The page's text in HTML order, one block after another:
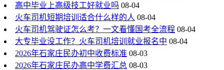
高中毕业上高级技工好就业吗 08-04
火车司机短期培训适合什么样的人 08-04
火车司机驾驶证怎么考？一文看懂国考全流程 08-04
大专毕业没工作？火车司机培训就业报名中 08-04
2026年石家庄民办初中收费标准 08-03
2026年石家庄民办高中学费汇总 08-03